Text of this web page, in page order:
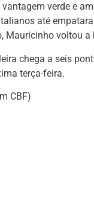
verde e
até
Mauricinho voltou a
chega a seis
terça-feira.
CBF)